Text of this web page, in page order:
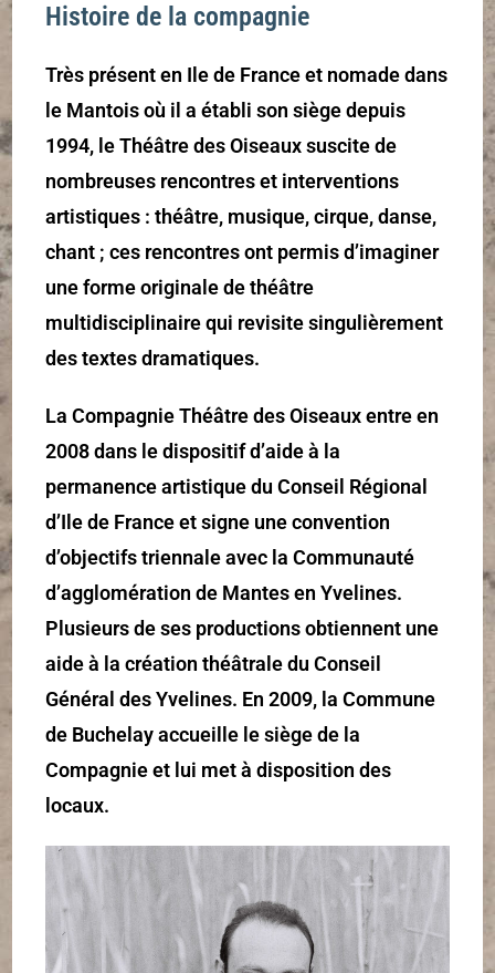
Histoire de la compagnie
Très présent en Ile de France et nomade dans
le Mantois où il a établi son siège depuis
1994, le Théâtre des Oiseaux suscite de
nombreuses rencontres et interventions
artistiques : théâtre, musique, cirque, danse,
chant ; ces rencontres ont permis d’imaginer
une forme originale de théâtre
multidisciplinaire qui revisite singulièrement
des textes dramatiques.
La Compagnie Théâtre des Oiseaux entre en
2008 dans le dispositif d’aide à la
permanence artistique du Conseil Régional
d’Ile de France et signe une convention
d’objectifs triennale avec la Communauté
d’agglomération de Mantes en Yvelines.
Plusieurs de ses productions obtiennent une
aide à la création théâtrale du Conseil
Général des Yvelines. En 2009, la Commune
de Buchelay accueille le siège de la
Compagnie et lui met à disposition des
locaux.